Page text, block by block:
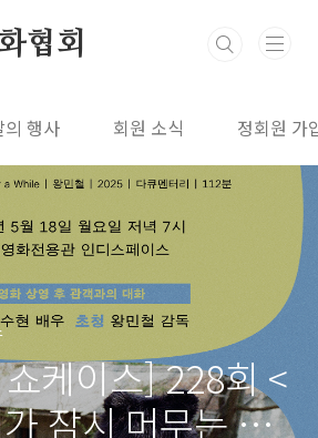
협회
의 행사 회원 소식 정회원 가
케이스] 228회 <
잠시 머무는 곳